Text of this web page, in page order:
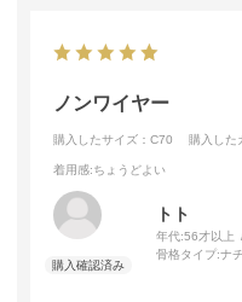
ノンワイヤー
購入したサイズ：C70 購入した
着用感:ちょうどよい
トト
年代:56才以上
骨格タイプ:ナ